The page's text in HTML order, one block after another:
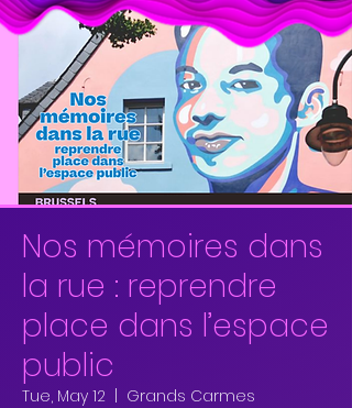
Nos mémoires dans
la rue : reprendre
place dans l’espace
public
Tue, May 12
Grands Carmes